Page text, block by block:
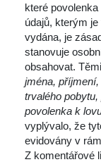
které
údajů, kterým
vydána, je
tanovuje
obsahovat.
jména,
trvalého
povolenka k
vyplývalo, že
evidovány v
Z komentářové